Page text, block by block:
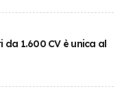
1.600 CV è unica al